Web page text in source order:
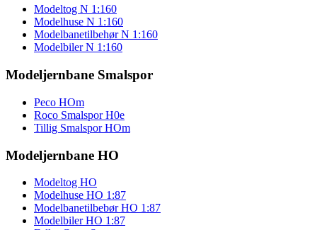
Modeltog N 1:160
Modelhuse N 1:160
Modelbanetilbehør N 1:160
Modelbiler N 1:160
Modeljernbane Smalspor
Peco HOm
Roco Smalspor H0e
Tillig Smalspor HOm
Modeljernbane HO
Modeltog HO
Modelhuse HO 1:87
Modelbanetilbebør HO 1:87
Modelbiler HO 1:87